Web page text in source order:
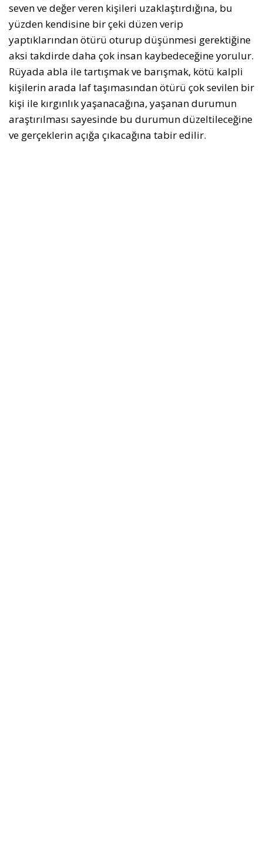
seven ve değer veren kişileri uzaklaştırdığına, bu
yüzden kendisine bir çeki düzen verip
yaptıklarından ötürü oturup düşünmesi gerektiğine
aksi takdirde daha çok insan kaybedeceğine yorulur.
Rüyada abla ile tartışmak ve barışmak, kötü kalpli
kişilerin arada laf taşımasından ötürü çok sevilen bir
kişi ile kırgınlık yaşanacağına, yaşanan durumun
araştırılması sayesinde bu durumun düzeltileceğine
ve gerçeklerin açığa çıkacağına tabir edilir.